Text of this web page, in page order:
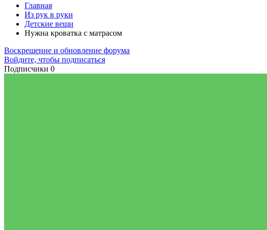
Главная
Из рук в руки
Детские вещи
Нужна кроватка с матрасом
Воскрешение и обновление форума
Войдите, чтобы подписаться
Подписчики 0